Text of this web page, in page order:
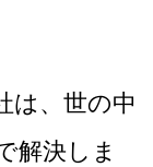
は、世の中
解決しま